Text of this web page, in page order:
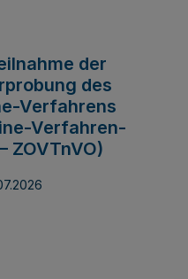
der
des
Verfahrens
Verfahren-
ZOVTnVO)